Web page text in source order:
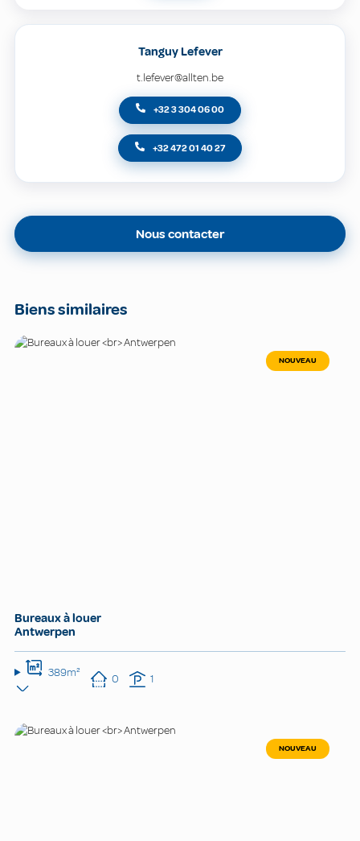
Tanguy Lefever
t.lefever@allten.be
+32 3 304 06 00
+32 472 01 40 27
Nous contacter
Biens similaires
NOUVEAU
Bureaux à louer
Antwerpen
389m² 0 1
NOUVEAU